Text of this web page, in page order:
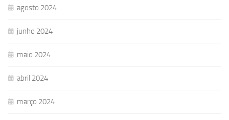
agosto 2024
junho 2024
maio 2024
abril 2024
março 2024